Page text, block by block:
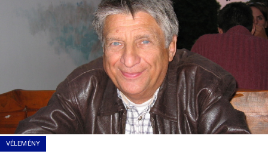
VÉLEMÉNY